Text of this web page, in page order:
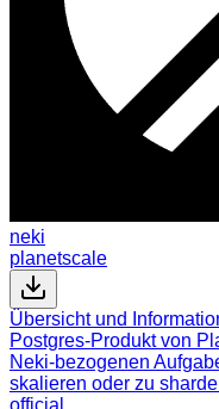
neki
planetscale
Übersicht und
Postgres-Produkt von
Neki-bezogenen
skalieren oder zu
official